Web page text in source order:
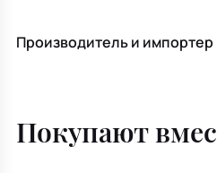
Производитель и импортер
Покупают